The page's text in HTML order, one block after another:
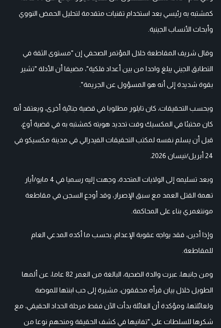
كمشتبه به رئيسي بعد استخدام تقنيات متقدمة لتحليل الحمض النووي
وأبحاث الأنساب الجينية.
وقال شريف المقاطعة خلال المؤتمر الصحفي إن "مستوى الثقة في
التطابق الجيني يبلغ واحدا من بين أعداد فلكية"، مضيفا أن الأدلة "تشير
بقوة شديدة إلى أنه هو المسؤول عن الجريمة".
وبحسب التحقيقات، كان تايلور مطلوبا في قضية جنائية أخرى، ويعتقد أنه
كان مختبئا في المكسيك وقت تحديد هويته كمشتبه به في قضية أوغ،
قبل أن يسلم نفسه لمكتب التحقيقات الفيدرالي في مدينة مكسيكو في
24 أبريل/نيسان 2026.
وبعد تسليمه إلى الولايات المتحدة، وجهت إليه رسميا في 4 مايو/أيار
تهمة القتل العمد مع سبق الإصرار، وقد أودع السجن في مقاطعة
مونتغمري بناء على المحاكمة.
وإذا أدين، فقد يواجه عقوبة الإعدام، بحسب ما أكده المدعي العام
للمقاطعة.
ومن جانبها، عبرت والدة الضحية، البالغة من العمر 82 عاما، عن ألمها
الطويل خلال بيان قرأه محققون، مشيرة إلى حب ابنتها للموضة
ولعائلتها، ومؤكدة أن العائلة بدأت الآن فقط مرحلة الحداد الحقيقي، مع
شكرها للسلطات على "تفانيها في كشف الحقيقة ومنحهم نوعا من